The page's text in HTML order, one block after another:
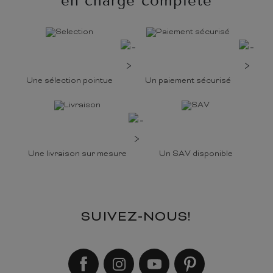
Une sélection pointue Un paiement sécurisé
Une livraison sur mesure Un SAV disponible
SUIVEZ-NOUS!